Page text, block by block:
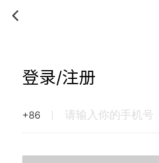
登录/注册
+86